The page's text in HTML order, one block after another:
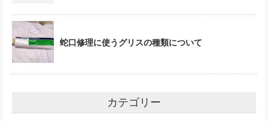
蛇口修理に使うグリスの種類について
カテゴリー